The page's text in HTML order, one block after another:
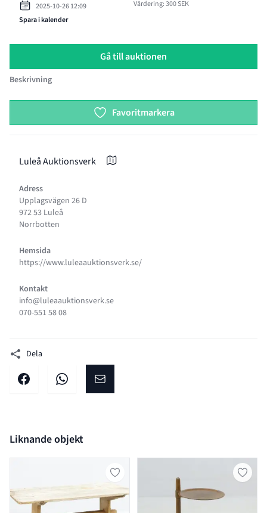
2025-10-26 12:09
Spara i kalender
Värdering: 300 SEK
Gå till auktionen
Beskrivning
Favoritmarkera
Luleå Auktionsverk
Adress
Upplagsvägen 26 D
972 53 Luleå
Norrbotten
Hemsida
https://www.luleaauktionsverk.se/
Kontakt
info@luleaauktionsverk.se
070-551 58 08
Dela
Dela på facebookDela på WhatsAppDela på E-post
Liknande objekt